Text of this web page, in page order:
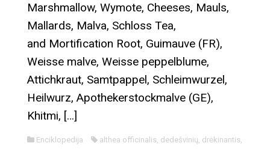
Marshmallow, Wymote, Cheeses, Mauls,
Mallards, Malva, Schloss Tea,
and Mortification Root, Guimauve (FR),
Weisse malve, Weisse peppelblume,
Attichkraut, Samtpappel, Schleimwurzel,
Heilwurz, Apothekerstockmalve (GE),
Khitmi, […]
Enciklopedija althea officinalis, dedešvinių, drėkinantis,